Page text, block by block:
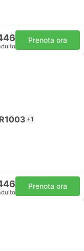
Prenota ora
+1
Prenota ora